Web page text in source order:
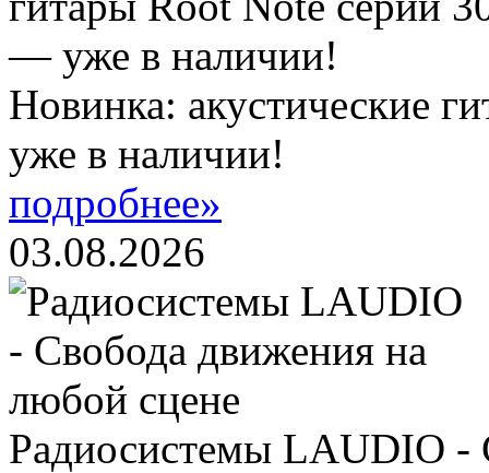
Новинка: акустические
уже в наличии!
подробнее»
03.08.2026
Радиосистемы LAUDIO -